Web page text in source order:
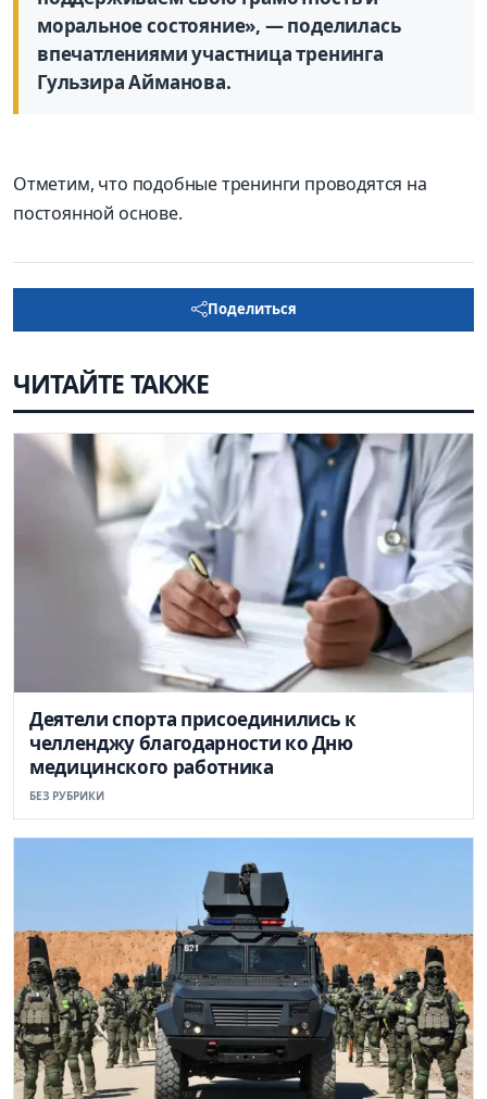
моральное состояние», — поделилась
впечатлениями участница тренинга
Гульзира Айманова.
Отметим, что подобные тренинги проводятся на
постоянной основе.
Поделиться
ЧИТАЙТЕ ТАКЖЕ
Деятели спорта присоединились к
челленджу благодарности ко Дню
медицинского работника
БЕЗ РУБРИКИ